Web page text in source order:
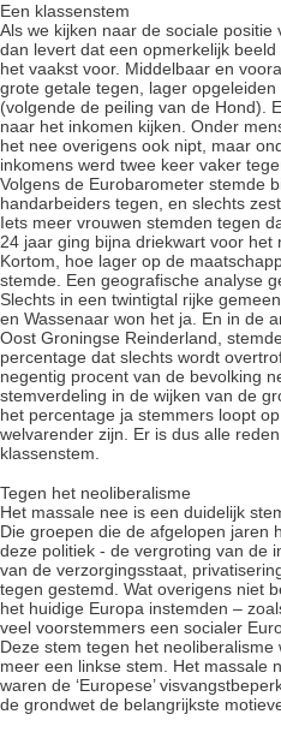
Een klassenstem
Als we kijken naar de sociale
dan levert dat een opmerkelijk
het vaakst voor. Middelbaar en
grote getale tegen, lager
(volgende de peiling van de Hond).
naar het inkomen kijken. Onder
het nee overigens ook nipt, maar
inkomens werd twee keer vaker
Volgens de Eurobarometer stemde
handarbeiders tegen, en slechts
Iets meer vrouwen stemden tegen
24 jaar ging bijna driekwart voor het
Kortom, hoe lager op de
stemde. Een geografische analyse
Slechts in een twintigtal rijke
en Wassenaar won het ja. En in de
Oost Groningse Reinderland,
percentage dat slechts wordt
negentig procent van de bevolking
stemverdeling in de wijken van de
het percentage ja stemmers loopt
welvarender zijn. Er is dus alle
klassenstem.
Tegen het neoliberalisme
Het massale nee is een duidelijk
Die groepen die de afgelopen jaren
deze politiek - de vergroting van de
van de verzorgingsstaat,
tegen gestemd. Wat overigens niet
het huidige Europa instemden –
veel voorstemmers een socialer
Deze stem tegen het
meer een linkse stem. Het massale
waren de ‘Europese’
de grondwet de belangrijkste